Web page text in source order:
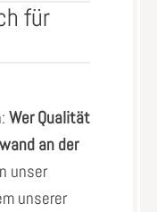
für
Wer Qualität
an der
unser
unserer